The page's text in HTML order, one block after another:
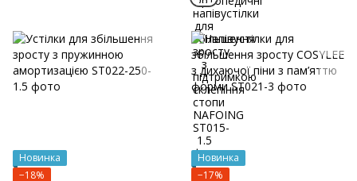
Новинка
−18%
Новинка
−17%